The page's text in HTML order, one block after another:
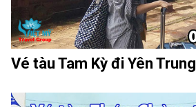
Vé tàu Tam Kỳ đi Yên Trung